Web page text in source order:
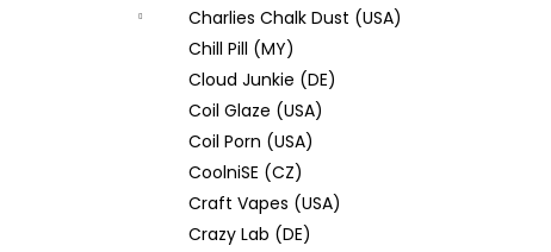
Charlies Chalk Dust (USA)
Chill Pill (MY)
Cloud Junkie (DE)
Coil Glaze (USA)
Coil Porn (USA)
CoolniSE (CZ)
Craft Vapes (USA)
Crazy Lab (DE)